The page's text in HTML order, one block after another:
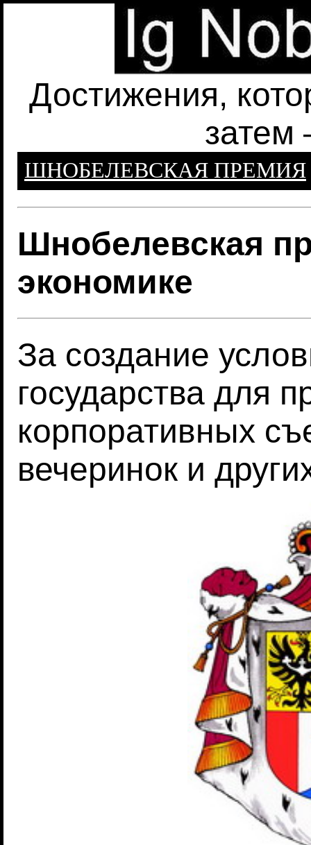
Достижения,
затем
ШНОБЕЛЕВСКАЯ ПРЕМИЯ
Шнобелевская
экономике
За создание
государства для
корпоративных
вечеринок и